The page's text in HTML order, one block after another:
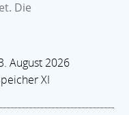
Die
August 2026
XI